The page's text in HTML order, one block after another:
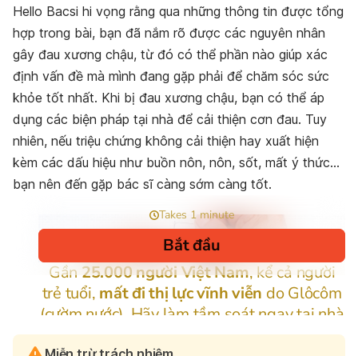
Hello Bacsi hi vọng rằng qua những thông tin được tổng
hợp trong bài, bạn đã nắm rõ được các nguyên nhân
gây đau xương chậu, từ đó có thể phần nào giúp xác
định vấn đề mà mình đang gặp phải để chăm sóc sức
khỏe tốt nhất. Khi bị đau xương chậu, bạn có thể áp
dụng các biện pháp tại nhà để cải thiện cơn đau. Tuy
nhiên, nếu triệu chứng không cải thiện hay xuất hiện
kèm các dấu hiệu như buồn nôn, nôn, sốt, mất ý thức…
bạn nên đến gặp bác sĩ càng sớm càng tốt.